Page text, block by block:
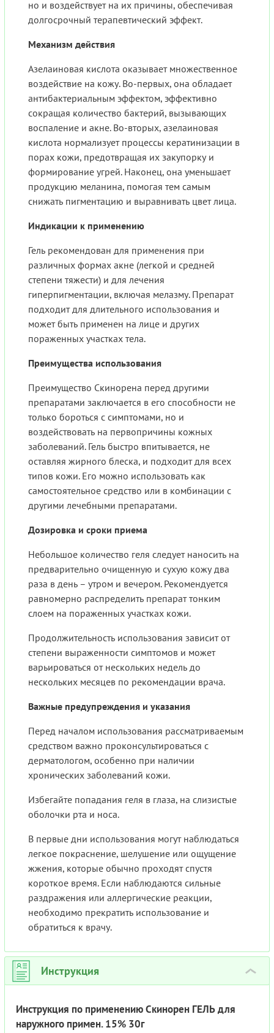
но и воздействует на их причины, обеспечивая
долгосрочный терапевтический эффект.
Механизм действия
Азелаиновая кислота оказывает множественное
воздействие на кожу. Во-первых, она обладает
антибактериальным эффектом, эффективно
сокращая количество бактерий, вызывающих
воспаление и акне. Во-вторых, азелаиновая
кислота нормализует процессы кератинизации в
порах кожи, предотвращая их закупорку и
формирование угрей. Наконец, она уменьшает
продукцию меланина, помогая тем самым
снижать пигментацию и выравнивать цвет лица.
Индикации к применению
Гель рекомендован для применения при
различных формах акне (легкой и средней
степени тяжести) и для лечения
гиперпигментации, включая мелазму. Препарат
подходит для длительного использования и
может быть применен на лице и других
пораженных участках тела.
Преимущества использования
Преимущество Скинорена перед другими
препаратами заключается в его способности не
только бороться с симптомами, но и
воздействовать на первопричины кожных
заболеваний. Гель быстро впитывается, не
оставляя жирного блеска, и подходит для всех
типов кожи. Его можно использовать как
самостоятельное средство или в комбинации с
другими лечебными препаратами.
Дозировка и сроки приема
Небольшое количество геля следует наносить на
предварительно очищенную и сухую кожу два
раза в день – утром и вечером. Рекомендуется
равномерно распределить препарат тонким
слоем на пораженных участках кожи.
Продолжительность использования зависит от
степени выраженности симптомов и может
варьироваться от нескольких недель до
нескольких месяцев по рекомендации врача.
Важные предупреждения и указания
Перед началом использования рассматриваемым
средством важно проконсультироваться с
дерматологом, особенно при наличии
хронических заболеваний кожи.
Избегайте попадания геля в глаза, на слизистые
оболочки рта и носа.
В первые дни использования могут наблюдаться
легкое покраснение, шелушение или ощущение
жжения, которые обычно проходят спустя
короткое время. Если наблюдаются сильные
раздражения или аллергические реакции,
необходимо прекратить использование и
обратиться к врачу.
Инструкция ›
Инструкция по применению Скинорен ГЕЛЬ для
наружного примен. 15% 30г